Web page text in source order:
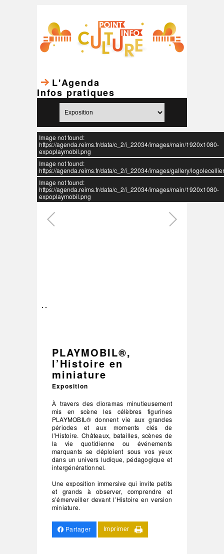
L'Agenda
Infos pratiques
Image not found:
https://agenda.reims.fr/data/c_2/i_22034/images/main/1920x1080-
expoplaymobil.png
Image not found:
https://agenda.reims.fr/data/c_2/i_22034/images/gallery/
Image not found:
https://agenda.reims.fr/data/c_2/i_22034/images/main/1920x1080-
expoplaymobil.png
PLAYMOBIL®,
l’Histoire en
miniature
Exposition
À travers des dioramas minutieusement
mis en scène les célèbres figurines
PLAYMOBIL® donnent vie aux grandes
périodes et aux moments clés de
l’Histoire. Châteaux, batailles, scènes de
la vie quotidienne ou événements
marquants se déploient sous vos yeux
dans un univers ludique, pédagogique et
intergénérationnel.
Une exposition immersive qui invite petits
et grands à observer, comprendre et
s’émerveiller devant l’Histoire en version
miniature.
Partager Imprimer